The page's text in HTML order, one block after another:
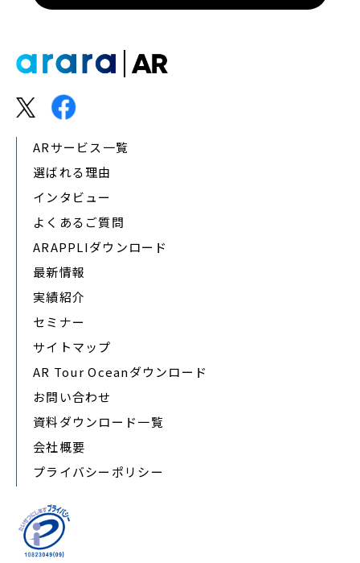
ARサービス一覧
選ばれる理由
インタビュー
よくあるご質問
ARAPPLIダウンロード
最新情報
実績紹介
セミナー
サイトマップ
AR Tour Oceanダウンロード
お問い合わせ
資料ダウンロード一覧
会社概要
プライバシーポリシー